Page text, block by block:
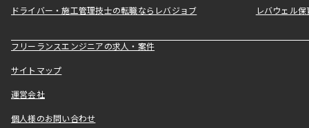
ドライバー・施工管理技士の転職ならレバジョブ レバウェル
フリーランスエンジニアの求人・案件
サイトマップ
運営会社
個人様のお問い合わせ